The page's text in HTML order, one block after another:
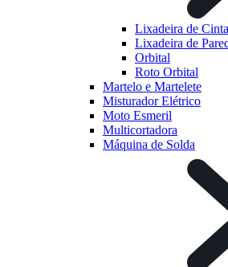
Lixadeira de Cinta
Lixadeira de
Orbital
Roto Orbital
Martelo e Martelete
Misturador Elétrico
Moto Esmeril
Multicortadora
Máquina de Solda